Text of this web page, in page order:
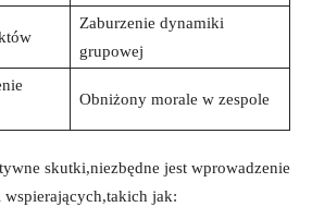
Zaburzenie dynamiki
⁢grupowej
Obniżony morale ‍w zespole
skutki,niezbędne⁣ jest wprowadzenie
jak: